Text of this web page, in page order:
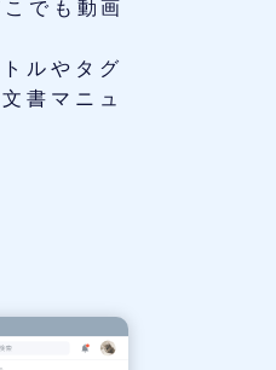
でも動画
ルやタグ
書マニュ